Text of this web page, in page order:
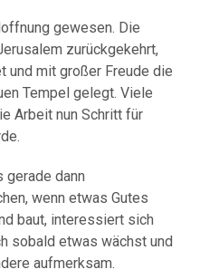
gewesen. Die
zurückgekehrt,
und mit großer Freude die
Tempel gelegt. Viele
Arbeit nun Schritt für
dann
wenn etwas Gutes
baut, interessiert sich
sobald etwas wächst und
aufmerksam.